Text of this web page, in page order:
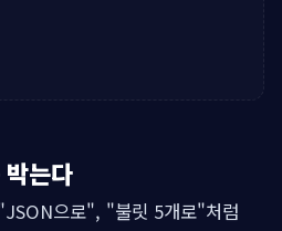
는다
으로", "불릿 5개로"처럼